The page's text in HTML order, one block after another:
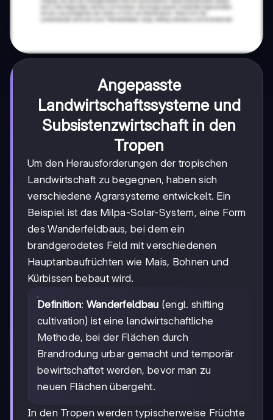
Angepasste
Landwirtschaftssysteme und
Subsistenzwirtschaft in den
Tropen
Um den Herausforderungen der tropischen
Landwirtschaft zu begegnen, haben sich
verschiedene Agrarsysteme entwickelt. Ein
Beispiel ist das Milpa-Solar-System, eine Form
des Wanderfeldbaus, bei dem ein
brandgerodetes Feld mit verschiedenen
Hauptanbaufrüchten wie Mais, Bohnen und
Kürbissen bebaut wird.
Definition: Wanderfeldbau (engl. shifting
cultivation) ist eine landwirtschaftliche
Methode, bei der Flächen durch
Brandrodung urbar gemacht und temporär
bewirtschaftet werden, bevor man zu
neuen Flächen übergeht.
In den Tropen werden typischerweise Früchte